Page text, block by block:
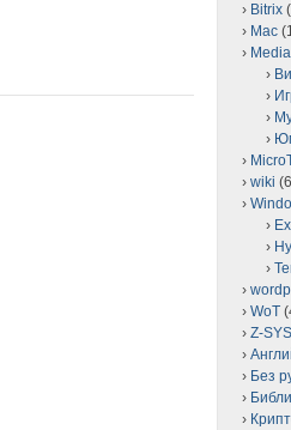
Bitrix
Mac
Media
wiki
WoT
Z-SYS
Без